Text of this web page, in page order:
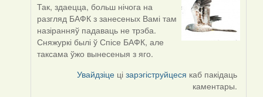
In
reply
to
by
Harrier
Так, здаецца, больш нічога на
разгляд БАФК з занесеных Вамі там
назіранняў падаваць не трэба.
Сняжуркі былі ў Спісе БАФК, але
таксама ўжо вынесеныя з яго.
Увайдзіце цізарэгіструйцеся каб пакідаць
каментары.